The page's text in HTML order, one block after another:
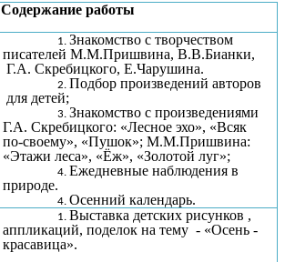
Содержание работы
Знакомство с творчеством
писателей М.М.Пришвина, В.В.Бианки,
Г.А. Скребицкого, Е.Чарушина.
Подбор произведений авторов
для детей;
Знакомство с произведениями
Г.А. Скребицкого: «Лесное эхо», «Всяк
по-своему», «Пушок»; М.М.Пришвина:
«Этажи леса», «Ёж», «Золотой луг»;
Ежедневные наблюдения в
природе.
Осенний календарь.
Выставка детских рисунков ,
аппликаций, поделок на тему - «Осень -
красавица».